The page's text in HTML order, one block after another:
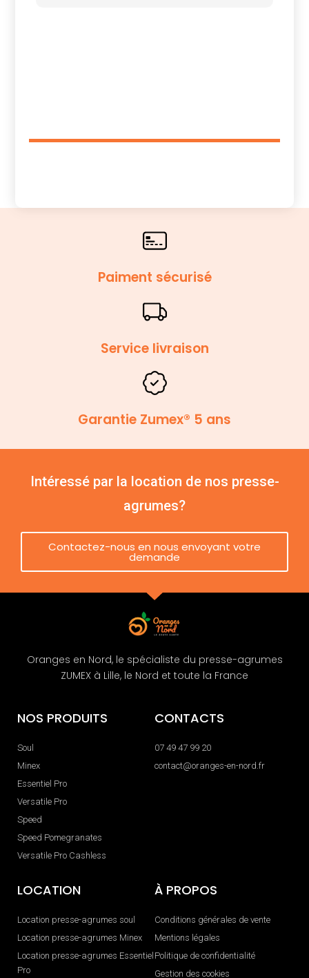
Paiment sécurisé
Service livraison
Garantie Zumex® 5 ans
Intéressé par la location de nos presse-
agrumes?
Contactez-nous en nous envoyant votre
demande
Oranges en Nord, le spécialiste du presse-agrumes
ZUMEX à Lille, le Nord et toute la France
NOS PRODUITS
Soul
Minex
Essentiel Pro
Versatile Pro
Speed
Speed Pomegranates
Versatile Pro Cashless
CONTACTS
07 49 47 99 20
contact@oranges-en-nord.fr
LOCATION
Location presse-agrumes soul
Location presse-agrumes Minex
Location presse-agrumes Essentiel
Pro
À PROPOS
Conditions générales de vente
Mentions légales
Politique de confidentialité
Gestion des cookies